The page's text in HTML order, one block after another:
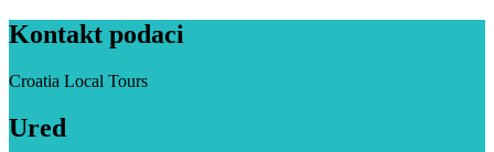
Kontakt podaci
Croatia Local Tours
Ured